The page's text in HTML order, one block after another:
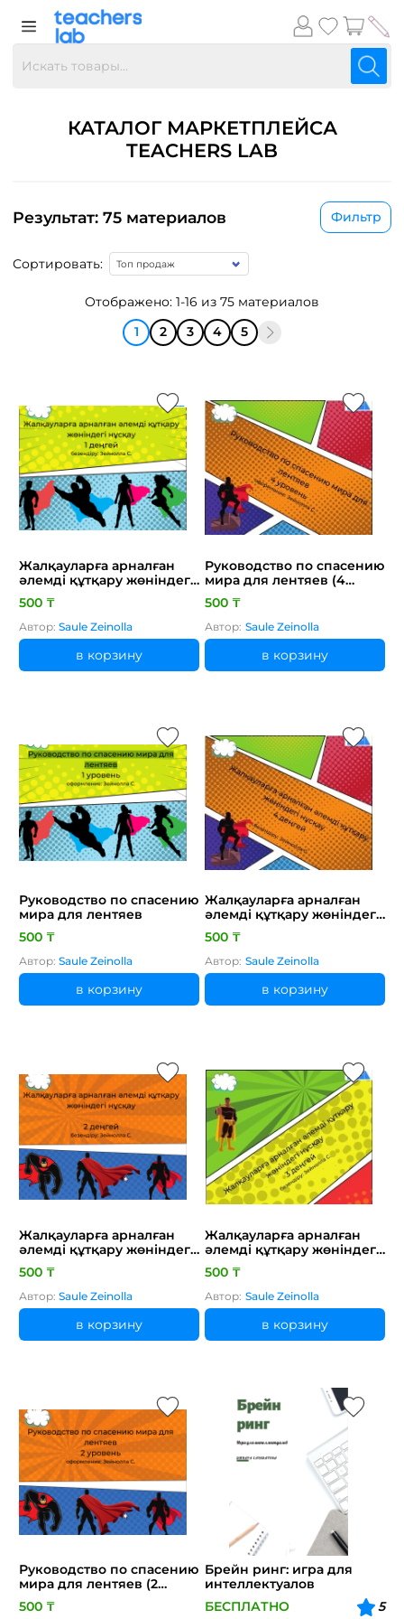
КАТАЛОГ МАРКЕТПЛЕЙСА
TEACHERS LAB
Результат: 75 материалов Фильтр
Сортировать:
Отображено: 1-16 из 75 материалов
1
2 3 4 5
Жалқауларға арналған
әлемді құтқару жөніндегі
нұсқау
500 ₸
Автор: Saule Zeinolla
в корзину
Руководство по спасению
мира для лентяев (4
уровень)
500 ₸
Автор: Saule Zeinolla
в корзину
Руководство по спасению
мира для лентяев
500 ₸
Автор: Saule Zeinolla
в корзину
Жалқауларға арналған
әлемді құтқару жөніндегі
нұсқау 4 деңгей
500 ₸
Автор: Saule Zeinolla
в корзину
Жалқауларға арналған
әлемді құтқару жөніндегі
нұсқау 2 деңгей
500 ₸
Автор: Saule Zeinolla
в корзину
Жалқауларға арналған
әлемді құтқару жөніндегі
нұсқау 3 деңгей
500 ₸
Автор: Saule Zeinolla
в корзину
Руководство по спасению
мира для лентяев (2
уровень)
500 ₸
Брейн ринг: игра для
интеллектуалов
БЕСПЛАТНО
5